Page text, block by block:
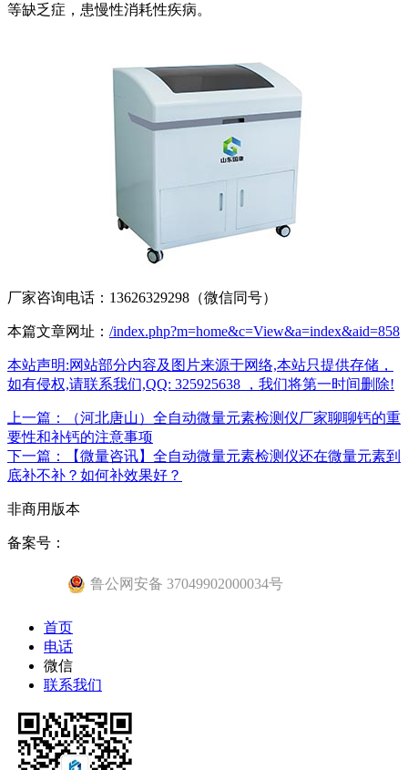
等缺乏症，患慢性消耗性疾病。
厂家咨询电话：13626329298（微信同号）
本篇文章网址： /index.php?m=home&c=View&a=index&aid=858
本站声明:网站部分内容及图片来源于网络,本站只提供存储，
如有侵权,请联系我们,QQ: 325925638 ，我们将第一时间删除!
上一篇：（河北唐山）全自动微量元素检测仪厂家聊聊钙的重
要性和补钙的注意事项
下一篇：【微量咨讯】全自动微量元素检测仪还在微量元素到
底补不补？如何补效果好？
非商用版本
备案号：
鲁公网安备 37049902000034号
首页
电话
微信
联系我们